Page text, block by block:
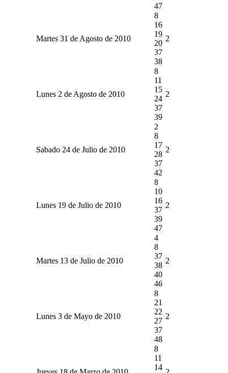
47
Martes 31 de Agosto de 2010
8
16
19
20
37
38
2
Lunes 2 de Agosto de 2010
8
11
15
24
37
39
2
Sabado 24 de Julio de 2010
2
8
17
28
37
42
2
Lunes 19 de Julio de 2010
8
10
16
37
39
47
2
Martes 13 de Julio de 2010
4
8
37
38
40
46
2
Lunes 3 de Mayo de 2010
8
21
22
27
37
48
2
8
11
14